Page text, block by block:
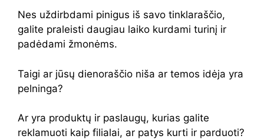
Nes uždirbdami pinigus iš savo tinklaraščio,
galite praleisti daugiau laiko kurdami turinį ir
padėdami žmonėms.
Taigi ar jūsų dienoraščio niša ar temos idėja yra
pelninga?
Ar yra produktų ir paslaugų, kurias galite
reklamuoti kaip filialai, ar patys kurti ir parduoti?